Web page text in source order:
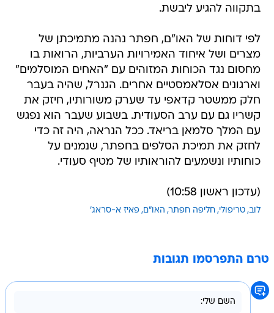
בתקווה להגיע ליבשת.
לפי דוחות של האו"ם, חפתר נהנה מתמיכתן של
מצרים ושל איחוד האמירויות הערביות, הרואות בו
מחסום נגד הכוחות המזוהים עם "האחים המוסלמים"
וארגונים אסלאמסטיים אחרים. הגנרל, שהיה בעבר
חלק ממשטר קדאפי עד שערק משורותיו, חיזק את
קשריו גם עם ערב הסעודית. בשבוע שעבר הוא נפגש
עם המלך סלמאן בריאד. ככל הנראה, היה זה כדי
לחזק את תמיכת הסלפים בחפתר, שנמנים על
כוחותיו ונשמעים להוראותיו של מטיף סעודי.
(עדכון ראשון 10:58)
לוב טריפולי חליפה חפתר האו"ם פאיז א-סראג'
טרם התפרסמו תגובות